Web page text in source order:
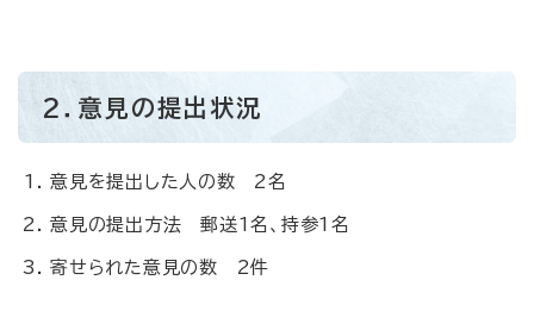
2．意見の提出状況
意見を提出した人の数 2名
意見の提出方法 郵送1名、持参1名
寄せられた意見の数 2件